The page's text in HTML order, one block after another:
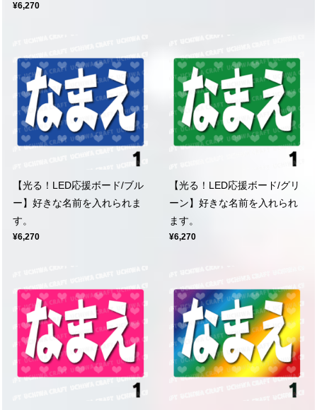
¥6,270
【光る！LED応援ボード/ブル
ー】好きな名前を入れられま
す。
¥6,270
【光る！LED応援ボード/グリ
ーン】好きな名前を入れられ
ます。
¥6,270